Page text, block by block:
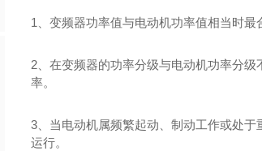
1、变频器功率值与电动机功率值相当时最
2、在变频器的功率分级与电动机功率分
率。
3、当电动机属频繁起动、制动工作或处
运行。